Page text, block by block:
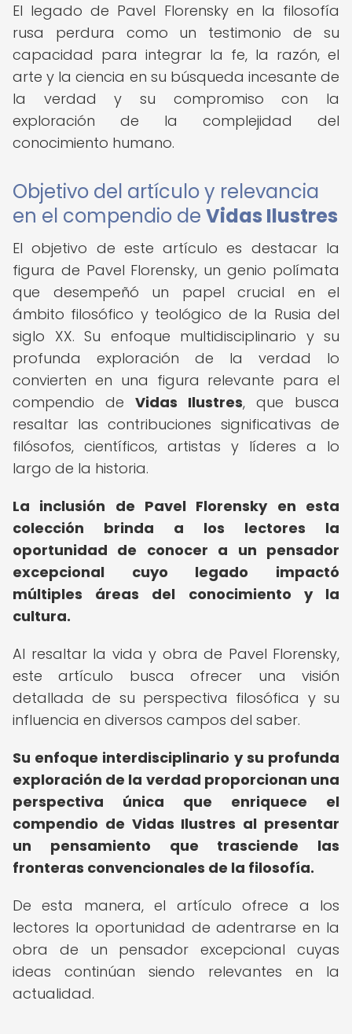
El legado de Pavel Florensky en la filosofía
rusa perdura como un testimonio de su
capacidad para integrar la fe, la razón, el
arte y la ciencia en su búsqueda incesante de
la verdad y su compromiso con la
exploración de la complejidad del
conocimiento humano.
Objetivo del artículo y relevancia
en el compendio de Vidas Ilustres
El objetivo de este artículo es destacar la
figura de Pavel Florensky, un genio polímata
que desempeñó un papel crucial en el
ámbito filosófico y teológico de la Rusia del
siglo XX. Su enfoque multidisciplinario y su
profunda exploración de la verdad lo
convierten en una figura relevante para el
compendio de Vidas Ilustres, que busca
resaltar las contribuciones significativas de
filósofos, científicos, artistas y líderes a lo
largo de la historia.
La inclusión de Pavel Florensky en esta
colección brinda a los lectores la
oportunidad de conocer a un pensador
excepcional cuyo legado impactó
múltiples áreas del conocimiento y la
cultura.
Al resaltar la vida y obra de Pavel Florensky,
este artículo busca ofrecer una visión
detallada de su perspectiva filosófica y su
influencia en diversos campos del saber.
Su enfoque interdisciplinario y su profunda
exploración de la verdad proporcionan una
perspectiva única que enriquece el
compendio de Vidas Ilustres al presentar
un pensamiento que trasciende las
fronteras convencionales de la filosofía.
De esta manera, el artículo ofrece a los
lectores la oportunidad de adentrarse en la
obra de un pensador excepcional cuyas
ideas continúan siendo relevantes en la
actualidad.